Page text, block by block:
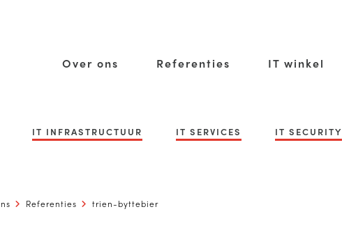
Over ons Referenties IT winkel
IT INFRASTRUCTUUR IT SERVICES IT SECURITY
Referenties trien-byttebier